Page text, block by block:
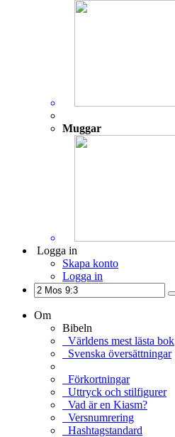
Muggar
Logga in
Skapa konto
Logga in
Om
Bibeln
Världens mest lästa bok
Svenska översättningar
Förkortningar
Uttryck och stilfigurer
Vad är en Kiasm?
Versnumrering
Hashtagstandard